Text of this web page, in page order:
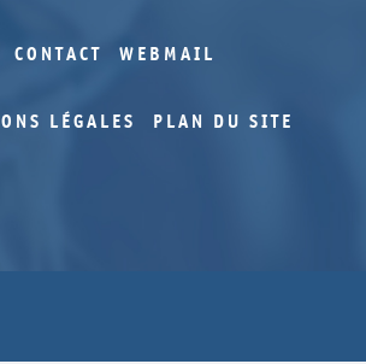
CONTACT WEBMAIL
LÉGALES PLAN DU SITE